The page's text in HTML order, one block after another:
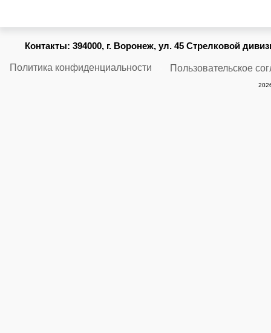
Контакты: 394000, г. Воронеж, ул. 45 Стрелковой
Политика конфиденциальности Пользовательское